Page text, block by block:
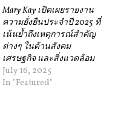
Mary Kay เปิดเผยรายงาน
ความยั่งยืนประจำปี 2025 ที่
เน้นย้ำถึงเหตุการณ์สำคัญ
ต่างๆ ในด้านสังคม
เศรษฐกิจ และสิ่งแวดล้อม
July 16, 2025
In "Featured"